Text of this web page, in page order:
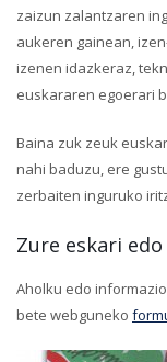
zaizun zalantzaren
aukeren gainean,
izenen idazkeraz,
euskararen egoerari
Baina zuk zeuk
nahi baduzu, ere
zerbaiten inguruko
Zure eskari
Aholku edo
bete webguneko